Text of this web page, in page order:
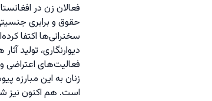
فعالان زن در
حقوق و برابری
سخنرانی‌ها اکتفا
دیوارنگاری، تولید
فعالیت‌های اعتراضی
زنان به این مبارزه
است. هم اکنون نیز